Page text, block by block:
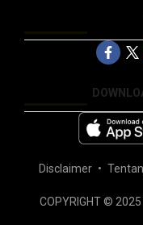
Disclaimer
COPYRIGHT © 2025